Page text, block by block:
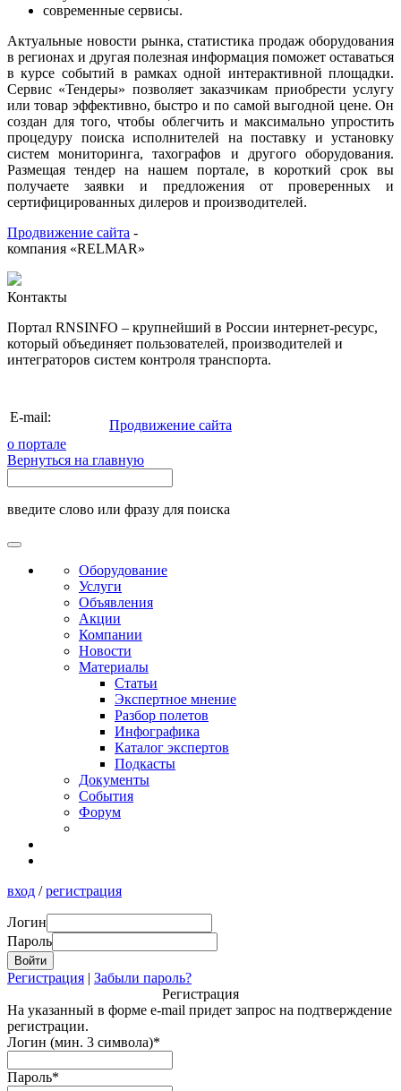
современные сервисы.
Актуальные новости рынка, статистика продаж оборудования
в регионах и другая полезная информация поможет оставаться
в курсе событий в рамках одной интерактивной площадки.
Сервис «Тендеры» позволяет заказчикам приобрести услугу
или товар эффективно, быстро и по самой выгодной цене. Он
создан для того, чтобы облегчить и максимально упростить
процедуру поиска исполнителей на поставку и установку
систем мониторинга, тахографов и другого оборудования.
Размещая тендер на нашем портале, в короткий срок вы
получаете заявки и предложения от проверенных и
сертифицированных дилеров и производителей.
Продвижение сайта -
компания «RELMAR»
Контакты
Портал RNSINFO – крупнейший в России интернет-ресурс,
который объединяет пользователей, производителей и
интеграторов систем контроля транспорта.
E-mail:
Продвижение сайта
о портале
Вернуться на главную
введите слово или фразу для поиска
Оборудование
Услуги
Объявления
Акции
Компании
Новости
Материалы
Статьи
Экспертное мнение
Разбор полетов
Инфографика
Каталог экспертов
Подкасты
Документы
События
Форум
вход /регистрация
Логин
Пароль
Регистрация | Забыли пароль?
Регистрация
На указанный в форме e-mail придет запрос на подтверждение
регистрации.
Логин (мин. 3 символа)*
Пароль*